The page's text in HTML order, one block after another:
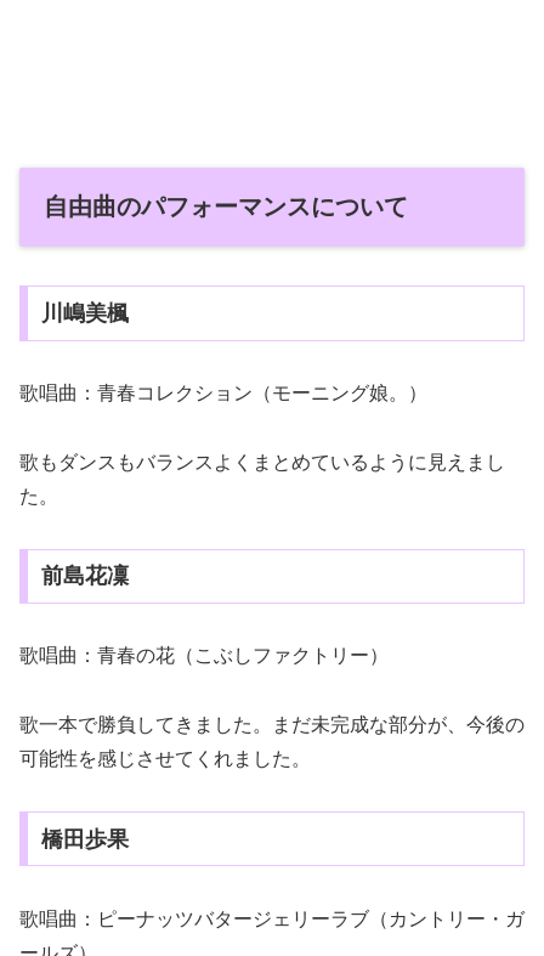
自由曲のパフォーマンスについて
川嶋美楓
歌唱曲：青春コレクション（モーニング娘。）
歌もダンスもバランスよくまとめているように見えまし
た。
前島花凜
歌唱曲：青春の花（こぶしファクトリー）
歌一本で勝負してきました。まだ未完成な部分が、今後の
可能性を感じさせてくれました。
橋田歩果
歌唱曲：ピーナッツバタージェリーラブ（カントリー・ガ